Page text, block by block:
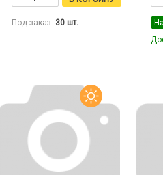
Под заказ: 30 шт.